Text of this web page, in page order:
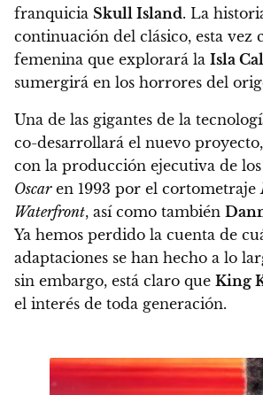
franquicia Skull Island. La
continuación del clásico, esta vez
femenina que explorará la Isla
sumergirá en los horrores del
Una de las gigantes de la
co-desarrollará el nuevo
con la producción ejecutiva de
Oscaren 1993 por el cortometraje
Waterfront, así como también
Ya hemos perdido la cuenta de
adaptaciones se han hecho a lo
sin embargo, está claro que King
el interés de toda generación.